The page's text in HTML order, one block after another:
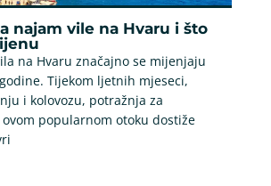
najam vile na Hvaru i što
na Hvaru značajno se mijenjaju
Tijekom ljetnih mjeseci,
i kolovozu, potražnja za
popularnom otoku dostiže